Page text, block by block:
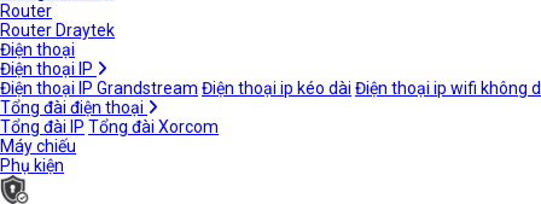
Router
Router Draytek
Điện thoại
Điện thoại IP
Điện thoại IP Grandstream Điện thoại ip kéo dài Điện thoại ip wifi không
Tổng đài điện thoại
Tổng đài IP Tổng đài Xorcom
Máy chiếu
Phụ kiện